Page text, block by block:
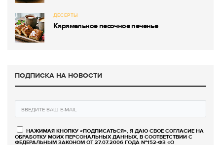
ДЕСЕРТЫ
Карамельное песочное печенье
ПОДПИСКА НА НОВОСТИ
НАЖИМАЯ КНОПКУ «ПОДПИСАТЬСЯ», Я ДАЮ СВОЕ СОГЛАСИЕ НА
ОБРАБОТКУ МОИХ ПЕРСОНАЛЬНЫХ ДАННЫХ, В СООТВЕТСТВИИ С
ФЕДЕРАЛЬНЫМ ЗАКОНОМ ОТ 27.07.2006 ГОДА №152-ФЗ «О